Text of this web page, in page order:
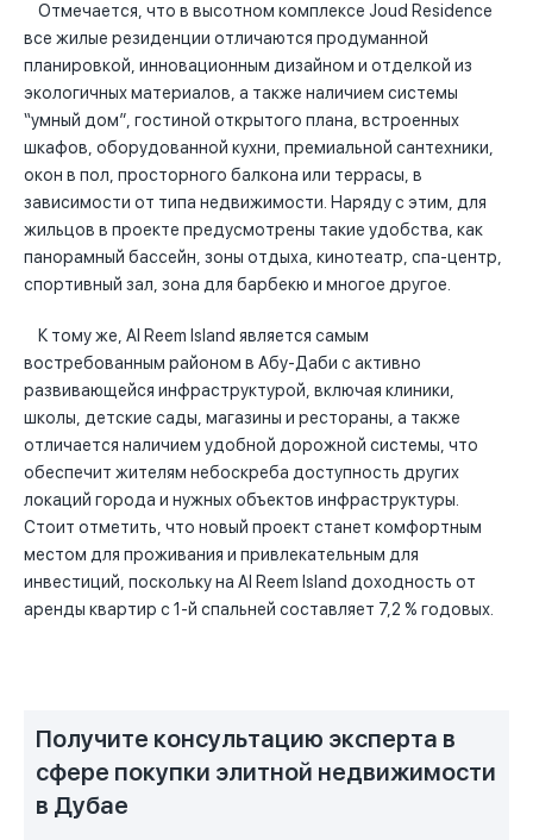
Отмечается, что в высотном комплексе Joud Residence
все жилые резиденции отличаются продуманной
планировкой, инновационным дизайном и отделкой из
экологичных материалов, а также наличием системы
“умный дом”, гостиной открытого плана, встроенных
шкафов, оборудованной кухни, премиальной сантехники,
окон в пол, просторного балкона или террасы, в
зависимости от типа недвижимости. Наряду с этим, для
жильцов в проекте предусмотрены такие удобства, как
панорамный бассейн, зоны отдыха, кинотеатр, спа-центр,
спортивный зал, зона для барбекю и многое другое.
К тому же, Al Reem Island является самым
востребованным районом в Абу-Даби с активно
развивающейся инфраструктурой, включая клиники,
школы, детские сады, магазины и рестораны, а также
отличается наличием удобной дорожной системы, что
обеспечит жителям небоскреба доступность других
локаций города и нужных объектов инфраструктуры.
Стоит отметить, что новый проект станет комфортным
местом для проживания и привлекательным для
инвестиций, поскольку на Al Reem Island доходность от
аренды квартир с 1-й спальней составляет 7,2 % годовых.
Получите консультацию эксперта в
сфере покупки элитной недвижимости
в Дубае